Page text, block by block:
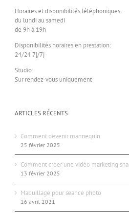
Horaires et disponibilités téléphoniques:
du lundi au samedi
de 9h à 19h
Disponibilités horaires en prestation:
24/24 7j/7j
Studio:
Sur rendez-vous uniquement
ARTICLES RÉCENTS
Comment devenir mannequin
25 février 2025
Comment créer une vidéo marketing
13 février 2025
Maquillage pour seance photo
16 avril 2021